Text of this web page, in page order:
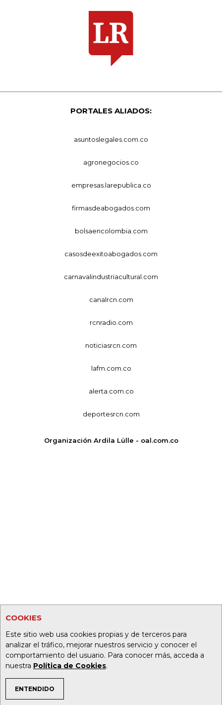
COOKIES
Este sitio web usa cookies propias y de terceros para
analizar el tráfico, mejorar nuestros servicio y conocer el
comportamiento del usuario. Para conocer más, acceda a
nuestra Política de Cookies.
ENTENDIDO
TEMAS DE INTERÉS
PORTALES ALIADOS:
asuntoslegales.com.co
agronegocios.co
empresas.larepublica.co
firmasdeabogados.com
bolsaencolombia.com
casosdeexitoabogados.com
carnavalindustriacultural.com
canalrcn.com
rcnradio.com
noticiasrcn.com
lafm.com.co
alerta.com.co
deportesrcn.com
Organización Ardila Lülle - oal.com.co